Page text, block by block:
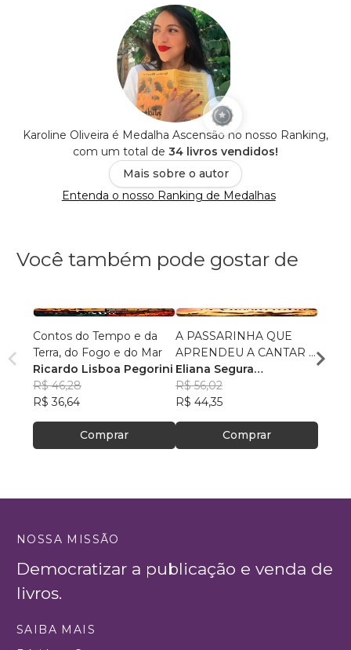
Karoline Oliveira é Medalha Ascensão no nosso Ranking,
com um total de 34 livros vendidos!
Mais sobre o autor
Entenda o nosso Ranking de Medalhas
Você também pode gostar de
Contos do Tempo e da
Terra, do Fogo e do Mar
Ricardo Lisboa Pegorini
R$ 46,28
R$ 36,64
Comprar
A PASSARINHA QUE
APRENDEU A CANTAR E
VOAR
Eliana Segura
Fernandes
R$ 56,02
R$ 44,35
Comprar
R$
NOSSA MISSÃO
Democratizar a publicação e venda de
livros.
SAIBA MAIS